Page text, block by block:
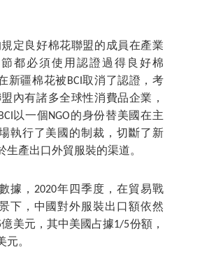
規定良好棉花聯盟的成員在產業
都必須使用認證過得良好棉
新疆棉花被BCI取消了認證，考
盟內有諸多全球性消費品企業，
以一個NGO的身份替美國在主
執行了美國的制裁，切斷了新
生產出口外貿服裝的渠道。
據，2020年四季度，在貿易戰
下，中國對外服裝出口額依然
美元，其中美國占據1/5份額，
元。